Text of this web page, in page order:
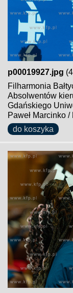
p00019927.jpg
Filharmonia
Absolwentów
Gdańskiego
Paweł Marcinko /
do koszyka